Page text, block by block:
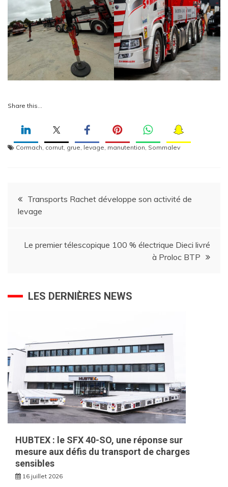
Share this…
Cormach cornut grue levage manutention Sommalev
Navigation
de
l’article
Transports Rachet développe son activité de
levage
Le premier télescopique 100 % électrique Dieci livré
à Proloc BTP
LES DERNIÈRES NEWS
HUBTEX : le SFX 40-SO, une réponse sur
mesure aux défis du transport de charges
sensibles
16 juillet 2026